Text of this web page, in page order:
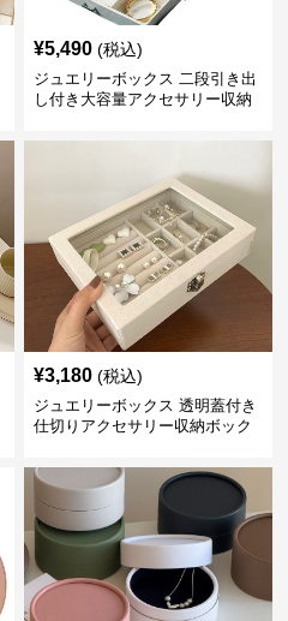
¥5,490 (税込)
ジュエリーボックス 二段引き出
し付き大容量アクセサリー収納
¥3,180 (税込)
ジュエリーボックス 透明蓋付き
仕切りアクセサリー収納ボック